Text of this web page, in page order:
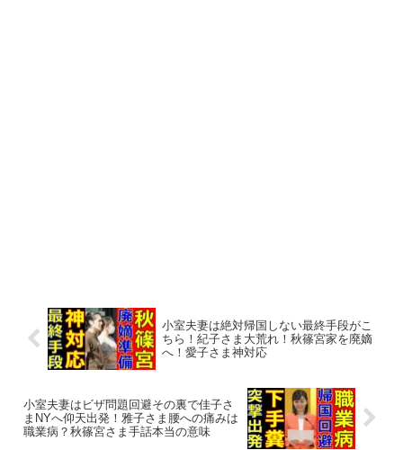
小室夫妻は絶対帰国しない最終手段がこ
ちら！紀子さま大荒れ！秋篠宮家を廃嫡
へ！愛子さま神対応
小室夫妻はビザ問題回避その裏で佳子さ
まNYへ仰天出発！雅子さま腰への痛みは
職業病？秋篠宮さま手話本当の意味